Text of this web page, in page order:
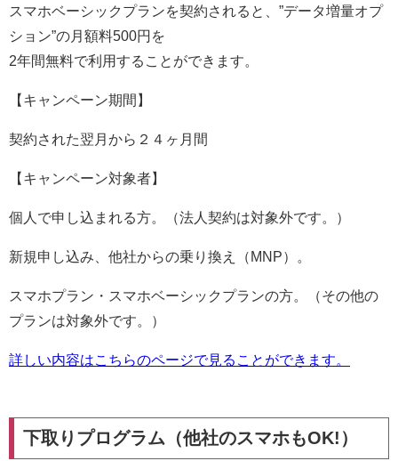
スマホベーシックプランを契約されると、”データ増量オプ
ション”の月額料500円を
2年間無料で利用することができます。
【キャンペーン期間】
契約された翌月から２４ヶ月間
【キャンペーン対象者】
個人で申し込まれる方。（法人契約は対象外です。）
新規申し込み、他社からの乗り換え（MNP）。
スマホプラン・スマホベーシックプランの方。（その他の
プランは対象外です。）
詳しい内容はこちらのページで見ることができます。
下取りプログラム（他社のスマホもOK!）